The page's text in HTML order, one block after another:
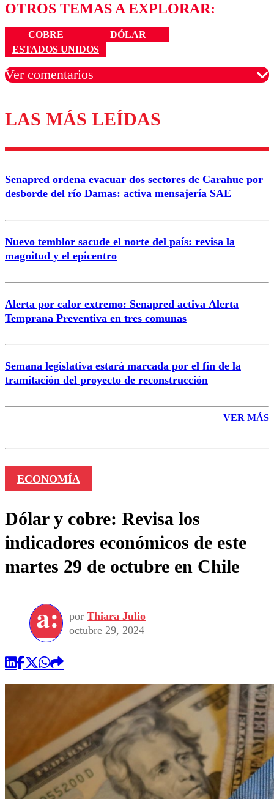
OTROS TEMAS A EXPLORAR:
COBRE
DÓLAR
ESTADOS UNIDOS
Ver comentarios
Los comentarios son moderados para garantizar un
diálogo respetuoso.
Correo
LAS MÁS LEÍDAS
Senapred ordena evacuar dos sectores de Carahue por
desborde del río Damas: activa mensajería SAE
Nuevo temblor sacude el norte del país: revisa la
magnitud y el epicentro
Alerta por calor extremo: Senapred activa Alerta
Temprana Preventiva en tres comunas
Semana legislativa estará marcada por el fin de la
tramitación del proyecto de reconstrucción
VER MÁS
ECONOMÍA
Dólar y cobre: Revisa los
indicadores económicos de este
martes 29 de octubre en Chile
por Thiara Julio
octubre 29, 2024